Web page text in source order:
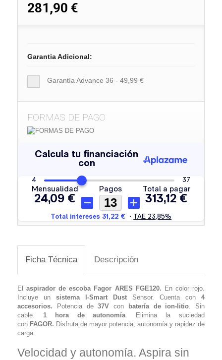
281,90 €
Garantia Adicional:
Garantía Advance 36 - 49,99 €
FORMAS DE PAGO
Ficha Técnica Descripción
Elaspirador de escoba Fagor ARES FGE120. En color rojo.
Incluye un sistema I-Smart Dust Sensor. Cuenta con 4
accesorios. Potencia de37V con batería de ion-litio. Sin
cable. 1 hora de autonomía. Elimina la suciedad
con FAGOR. Disfruta de mayor potencia, autonomía y rapidez de
carga.
Velocidad y autonomía. Aspira sin